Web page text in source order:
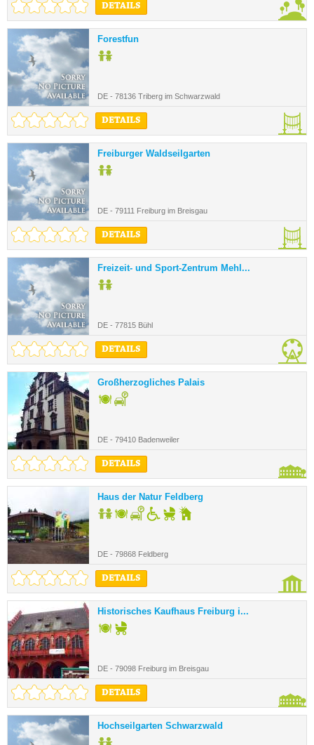
DETAILS
Forestfun
DE - 78136 Triberg im Schwarzwald
DETAILS
Freiburger Waldseilgarten
DE - 79111 Freiburg im Breisgau
DETAILS
Freizeit- und Sport-Zentrum Mehl...
DE - 77815 Bühl
DETAILS
Großherzogliches Palais
DE - 79410 Badenweiler
DETAILS
Haus der Natur Feldberg
DE - 79868 Feldberg
DETAILS
Historisches Kaufhaus Freiburg i...
DE - 79098 Freiburg im Breisgau
DETAILS
Hochseilgarten Schwarzwald